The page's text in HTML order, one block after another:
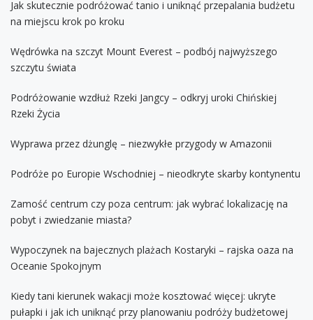
Jak skutecznie podróżować tanio i uniknąć przepalania budżetu
na miejscu krok po kroku
Wędrówka na szczyt Mount Everest – podbój najwyższego
szczytu świata
Podróżowanie wzdłuż Rzeki Jangcy – odkryj uroki Chińskiej
Rzeki Życia
Wyprawa przez dżunglę – niezwykłe przygody w Amazonii
Podróże po Europie Wschodniej – nieodkryte skarby kontynentu
Zamość centrum czy poza centrum: jak wybrać lokalizację na
pobyt i zwiedzanie miasta?
Wypoczynek na bajecznych plażach Kostaryki – rajska oaza na
Oceanie Spokojnym
Kiedy tani kierunek wakacji może kosztować więcej: ukryte
pułapki i jak ich uniknąć przy planowaniu podróży budżetowej